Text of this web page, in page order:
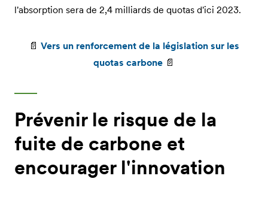
l'absorption sera de 2,4 milliards de quotas d'ici 2023.
📄 Vers un renforcement de la législation sur les
quotas carbone 📄
Prévenir le risque de la
fuite de carbone et
encourager l'innovation